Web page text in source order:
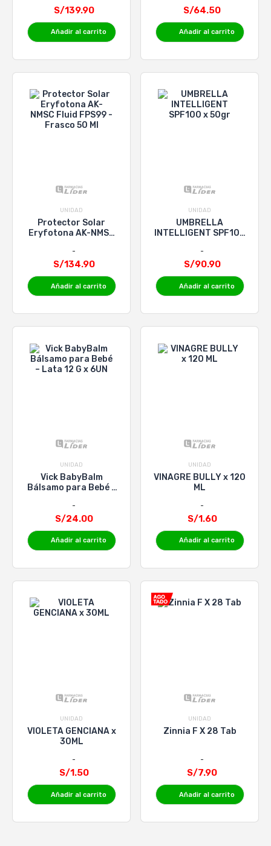
S/139.90
Añadir al carrito
S/64.50
Añadir al carrito
UNIDAD
Protector Solar
Eryfotona AK-NMSC
50 Ml
S/134.90
Añadir al carrito
UNIDAD
UMBRELLA
INTELLIGENT SPF100
S/90.90
Añadir al carrito
UNIDAD
Vick BabyBalm
Bálsamo para Bebé –
S/24.00
Añadir al carrito
UNIDAD
VINAGRE BULLY x 120
ML
S/1.60
Añadir al carrito
UNIDAD
VIOLETA GENCIANA x
30ML
S/1.50
Añadir al carrito
UNIDAD
Zinnia F X 28 Tab
S/7.90
Añadir al carrito